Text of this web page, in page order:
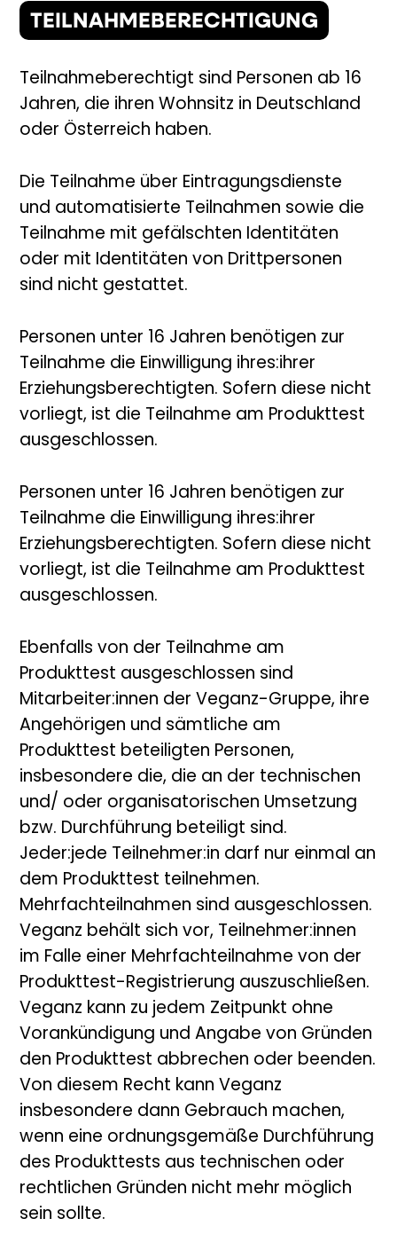
TEILNAHMEBERECHTIGUNG
Teilnahmeberechtigt sind Personen ab 16
Jahren, die ihren Wohnsitz in Deutschland
oder Österreich haben.
Die Teilnahme über Eintragungsdienste
und automatisierte Teilnahmen sowie die
Teilnahme mit gefälschten Identitäten
oder mit Identitäten von Drittpersonen
sind nicht gestattet.
Personen unter 16 Jahren benötigen zur
Teilnahme die Einwilligung ihres:ihrer
Erziehungsberechtigten. Sofern diese nicht
vorliegt, ist die Teilnahme am Produkttest
ausgeschlossen.
Personen unter 16 Jahren benötigen zur
Teilnahme die Einwilligung ihres:ihrer
Erziehungsberechtigten. Sofern diese nicht
vorliegt, ist die Teilnahme am Produkttest
ausgeschlossen.
Ebenfalls von der Teilnahme am
Produkttest ausgeschlossen sind
Mitarbeiter:innen der Veganz-Gruppe, ihre
Angehörigen und sämtliche am
Produkttest beteiligten Personen,
insbesondere die, die an der technischen
und/ oder organisatorischen Umsetzung
bzw. Durchführung beteiligt sind.
Jeder:jede Teilnehmer:in darf nur einmal an
dem Produkttest teilnehmen.
Mehrfachteilnahmen sind ausgeschlossen.
Veganz behält sich vor, Teilnehmer:innen
im Falle einer Mehrfachteilnahme von der
Produkttest-Registrierung auszuschließen.
Veganz kann zu jedem Zeitpunkt ohne
Vorankündigung und Angabe von Gründen
den Produkttest abbrechen oder beenden.
Von diesem Recht kann Veganz
insbesondere dann Gebrauch machen,
wenn eine ordnungsgemäße Durchführung
des Produkttests aus technischen oder
rechtlichen Gründen nicht mehr möglich
sein sollte.